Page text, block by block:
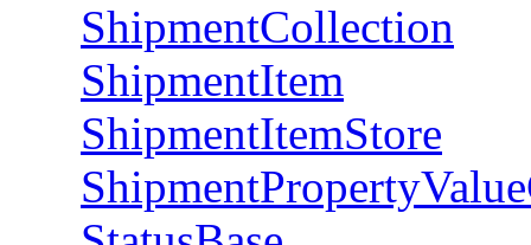
ShipmentCollection
ShipmentItem
ShipmentItemStore